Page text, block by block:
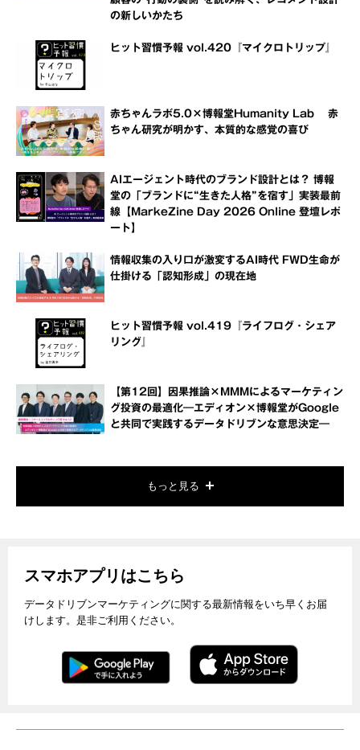
の新しいかたち
ヒット習慣予報 vol.420『マイクロトリップ』
赤ちゃんラボ5.0×博報堂Humanity Lab 赤
ちゃん研究が明かす、本質的な感覚の喜び
AIエージェント時代のブランド設計とは？ 博報
堂の「ブランドに“生きた人格”を宿す」実装最前
線【MarkeZine Day 2026 Online 登壇レポ
ート】
情報収集の入り口が激変するAI時代 FWD生命が
仕掛ける「認知形成」の現在地
ヒット習慣予報 vol.419『ライフログ・シェア
リング』
【第12回】因果推論×MMMによるマーケティン
グ投資の最適化―エディオン×博報堂がGoogle
と共同で実践するデータドリブンな意思決定―
もっと見る
スマホアプリはこちら
データドリブンマーケティングに関する最新情報をいち早くお届
けします。是非ご利用ください。